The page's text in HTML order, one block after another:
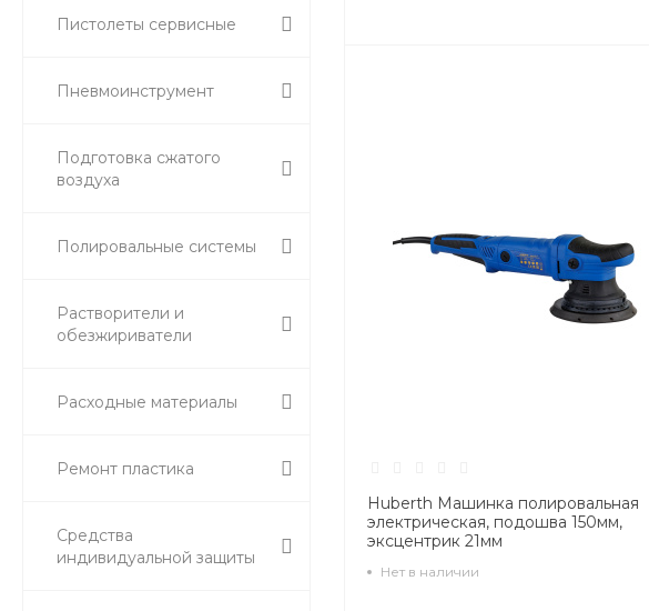
Пистолеты сервисные
Пневмоинструмент
Подготовка сжатого
воздуха
Полировальные системы
Растворители и
обезжириватели
Расходные материалы
Ремонт пластика
Средства
индивидуальной защиты
Huberth Машинка полировальная
электрическая, подошва 150мм,
эксцентрик 21мм
Нет в наличии